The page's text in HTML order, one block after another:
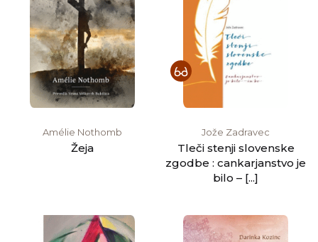
Amélie Nothomb
Žeja
Jože Zadravec
Tleči stenji slovenske
zgodbe : cankarjanstvo je
bilo – [...]